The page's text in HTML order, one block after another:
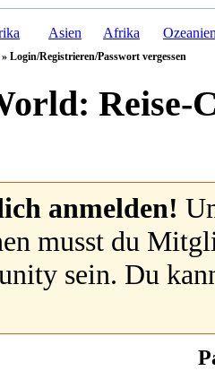
Asien Afrika
» Login/Registrieren/Passwort vergessen
Reise-
anmelden!
musst du
sein. Du